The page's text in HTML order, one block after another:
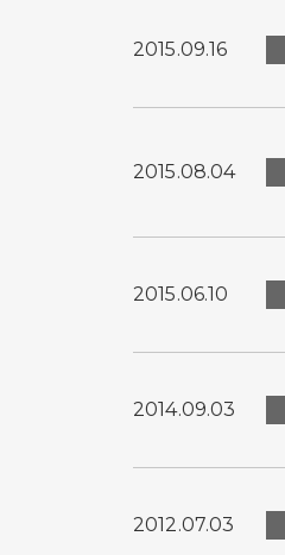
2015.09.16
2015.08.04
2015.06.10
2014.09.03
2012.07.03